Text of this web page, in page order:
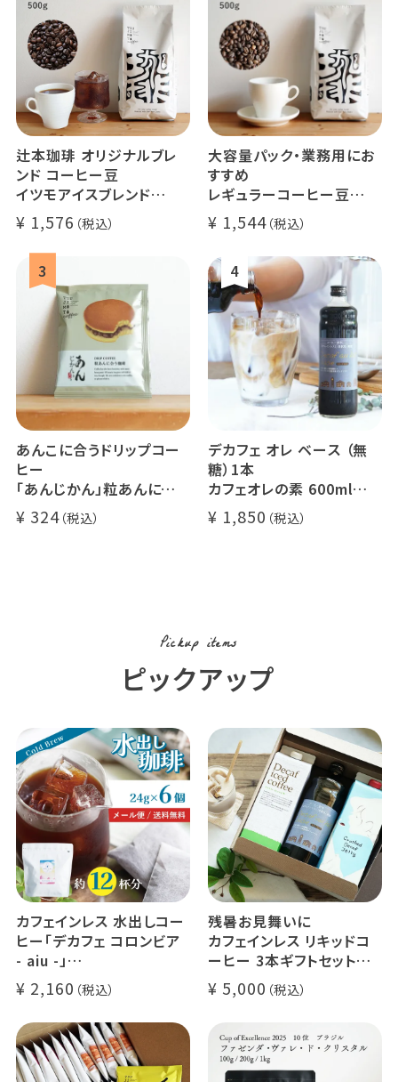
辻本珈琲 オリジナルブレ
ンド コーヒー豆
イツモアイスブレンド
500g
アイスコーヒーにオススメ
大容量 毎日のコーヒーに
業務用 水出
煎りたて 新鮮コーヒー豆
自家焙煎
1,576
大容量パック・業務用にお
すすめ
レギュラーコーヒー豆
イツモブレンド 500g
1,544
あんこに合うドリップコー
ヒー
「あんじかん」粒あんに合う
珈琲 1杯分
324
デカフェ オレ ベース （無
糖）1本
カフェオレの素 600ml
瓶タイプ 4~5倍希釈 / 砂
糖不使用
1,850
Pickup items
ピックアップ
カフェインレス 水出しコー
ヒー「デカフェ コロンビア
- aiu -」
24g×6個（約12杯分）
マウンテンウォータープロ
セス カフェインレスコーヒ
ー豆100%使用 メール便
でお届け
2,160
残暑お見舞いに
カフェインレス リキッドコ
ーヒー 3本ギフトセット
クラッシュド デカフェ ゼリ
ー 1本
デカフェ オレベース【無
糖】1本
デカフェ アイスコーヒー 1
5,000